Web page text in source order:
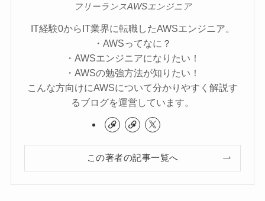
フリーランスAWSエンジニア
IT経験0からIT業界に転職したAWSエンジニア。
・AWSってなに？
・AWSエンジニアになりたい！
・AWSの勉強方法が知りたい！
こんな方向けにAWSについて分かりやすく解説す
るブログを運営しています。
この著者の記事一覧へ